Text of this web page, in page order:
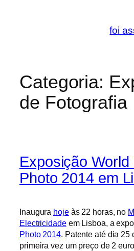
foi
Categoria:
de Fotografia
Exposição World
Photo 2014 em
Inaugura hojeàs 22 horas, no
Electricidadeem Lisboa, a
Photo 2014. Patente até dia 25
primeira vez um preço de 2